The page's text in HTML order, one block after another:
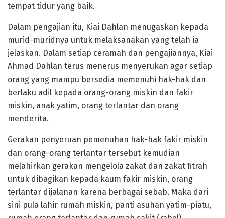
tempat tidur yang baik.
Dalam pengajian itu, Kiai Dahlan menugaskan kepada
murid-muridnya untuk melaksanakan yang telah ia
jelaskan. Dalam setiap ceramah dan pengajiannya, Kiai
Ahmad Dahlan terus menerus menyerukan agar setiap
orang yang mampu bersedia memenuhi hak-hak dan
berlaku adil kepada orang-orang miskin dan fakir
miskin, anak yatim, orang terlantar dan orang
menderita.
Gerakan penyeruan pemenuhan hak-hak fakir miskin
dan orang-orang terlantar tersebut kemudian
melahirkan gerakan mengelola zakat dan zakat fitrah
untuk dibagikan kepada kaum fakir miskin, orang
terlantar dijalanan karena berbagai sebab. Maka dari
sini pula lahir rumah miskin, panti asuhan yatim-piatu,